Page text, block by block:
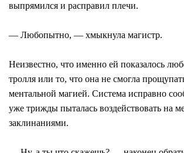
выпрямился и расправил плечи.
― Любопытно, ― хмыкнула магистр.
Неизвестно, что именно ей показалось
тролля или то, что она не смогла
ментальной магией. Система исправно
уже трижды пыталась воздействовать на
заклинаниями.